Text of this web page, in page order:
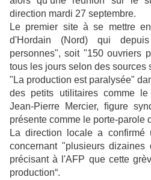
direction mardi 27 septembre.
Le premier site à se mettre
d'Hordain (Nord) qui
personnes", soit "150 ouvriers
tous les jours selon des sources
"La production est paralysée"
des petits utilitaires comme le
Jean-Pierre Mercier, ﬁgure
présente comme le porte-parole
La direction locale a confirmé
concernant "plusieurs dizaines
précisant à l'AFP que cette
production“.